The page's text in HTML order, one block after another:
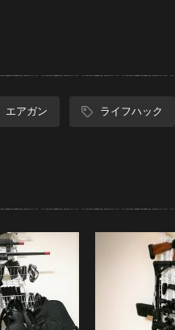
エアガン ライフハック